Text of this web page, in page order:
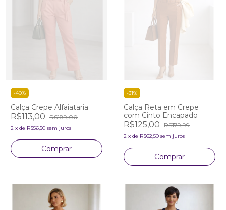
-40%
Calça Crepe Alfaiataria
R$113,00 R$189,00
2 x de R$56,50 sem juros
Comprar
-31%
Calça Reta em Crepe
com Cinto Encapado
R$125,00 R$179,99
2 x de R$62,50 sem juros
Comprar